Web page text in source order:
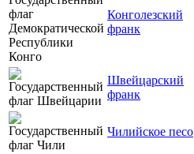
Конголезский
франк
Швейцарский
франк
Чилийское песо